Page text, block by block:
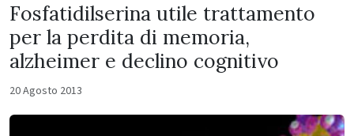
Fosfatidilserina utile trattamento
per la perdita di memoria,
alzheimer e declino cognitivo
20 Agosto 2013